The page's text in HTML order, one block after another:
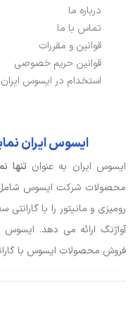
درباره ما
تماس با ما
قوانین و مقررات
قوانین حریم خصوصی
استخدام در ایسوس ایران
ایسوس ایران
ایسوس ایران به عنوان تنها
محصولات شرکت ایسوس شامل
رومیزی و مانیتور را با
فروش محصولات ایسوس با